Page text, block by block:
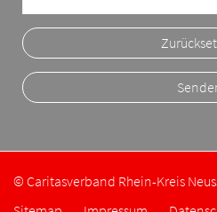
© Caritasverband Rhein-Kreis